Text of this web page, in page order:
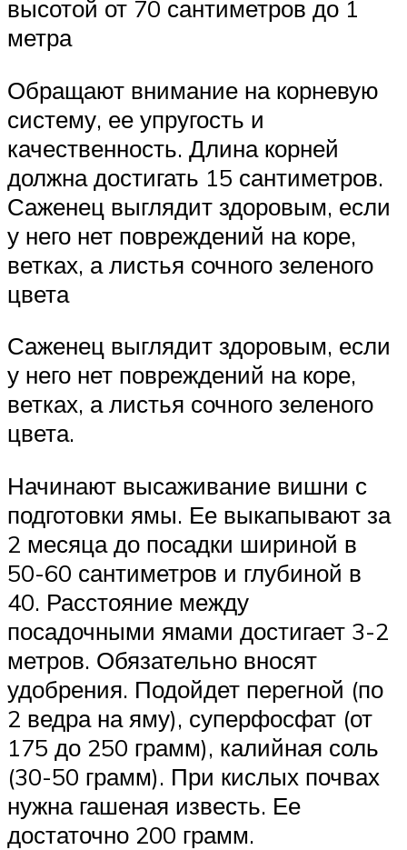
высотой от 70 сантиметров до 1
метра
Обращают внимание на корневую
систему, ее упругость и
качественность. Длина корней
должна достигать 15 сантиметров.
Саженец выглядит здоровым, если
у него нет повреждений на коре,
ветках, а листья сочного зеленого
цвета
Саженец выглядит здоровым, если
у него нет повреждений на коре,
ветках, а листья сочного зеленого
цвета.
Начинают высаживание вишни с
подготовки ямы. Ее выкапывают за
2 месяца до посадки шириной в
50-60 сантиметров и глубиной в
40. Расстояние между
посадочными ямами достигает 3-2
метров. Обязательно вносят
удобрения. Подойдет перегной (по
2 ведра на яму), суперфосфат (от
175 до 250 грамм), калийная соль
(30-50 грамм). При кислых почвах
нужна гашеная известь. Ее
достаточно 200 грамм.